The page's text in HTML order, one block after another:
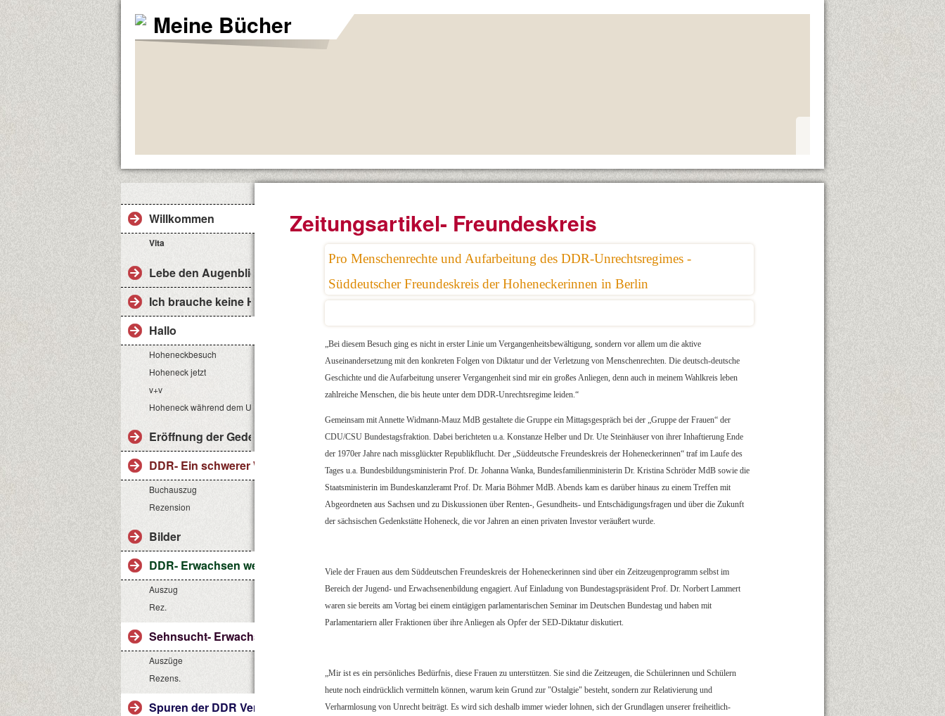
Meine Bücher
Willkommen
Vita
Lebe den Augenblick
Ich brauche keine Hilfe
Hallo
Hoheneckbesuch
Hoheneck jetzt
v+v
Hoheneck während dem Umbau
Eröffnung der Gedenkstätte
DDR- Ein schwerer Weg
Buchauszug
Rezension
Bilder
DDR- Erwachsen werden ist schwer
Auszug
Rez.
Sehnsucht- Erwachsen sein ist nicht leicht
Auszüge
Rezens.
Spuren der DDR Vergangenheit
Zeitungsartikel- Freundeskreis
Pro Menschenrechte und Aufarbeitung des DDR-Unrechtsregimes -
Süddeutscher Freundeskreis der Hoheneckerinnen in Berlin
„Bei diesem Besuch ging es nicht in erster Linie um Vergangenheitsbewältigung, sondern vor allem um die aktive
Auseinandersetzung mit den konkreten Folgen von Diktatur und der Verletzung von Menschenrechten. Die deutsch-deutsche
Geschichte und die Aufarbeitung unserer Vergangenheit sind mir ein großes Anliegen, denn auch in meinem Wahlkreis leben
zahlreiche Menschen, die bis heute unter dem DDR-Unrechtsregime leiden.“
Gemeinsam mit Annette Widmann-Mauz MdB gestaltete die Gruppe ein Mittagsgespräch bei der „Gruppe der Frauen“ der
CDU/CSU Bundestagsfraktion. Dabei berichteten u.a. Konstanze Helber und Dr. Ute Steinhäuser von ihrer Inhaftierung Ende
der 1970er Jahre nach missglückter Republikflucht. Der „Süddeutsche Freundeskreis der Hoheneckerinnen“ traf im Laufe des
Tages u.a. Bundesbildungsministerin Prof. Dr. Johanna Wanka, Bundesfamilienministerin Dr. Kristina Schröder MdB sowie die
Staatsministerin im Bundeskanzleramt Prof. Dr. Maria Böhmer MdB. Abends kam es darüber hinaus zu einem Treffen mit
Abgeordneten aus Sachsen und zu Diskussionen über Renten-, Gesundheits- und Entschädigungsfragen und über die Zukunft
der sächsischen Gedenkstätte Hoheneck, die vor Jahren an einen privaten Investor veräußert wurde.
Viele der Frauen aus dem Süddeutschen Freundeskreis der Hoheneckerinnen sind über ein Zeitzeugenprogramm selbst im
Bereich der Jugend- und Erwachsenenbildung engagiert. Auf Einladung von Bundestagspräsident Prof. Dr. Norbert Lammert
waren sie bereits am Vortag bei einem eintägigen parlamentarischen Seminar im Deutschen Bundestag und haben mit
Parlamentariern aller Fraktionen über ihre Anliegen als Opfer der SED-Diktatur diskutiert.
„Mir ist es ein persönliches Bedürfnis, diese Frauen zu unterstützen. Sie sind die Zeitzeugen, die Schülerinnen und Schülern
heute noch eindrücklich vermitteln können, warum kein Grund zur "Ostalgie" besteht, sondern zur Relativierung und
Verharmlosung von Unrecht beiträgt. Es wird sich deshalb immer wieder lohnen, sich der Grundlagen unserer freiheitlich-